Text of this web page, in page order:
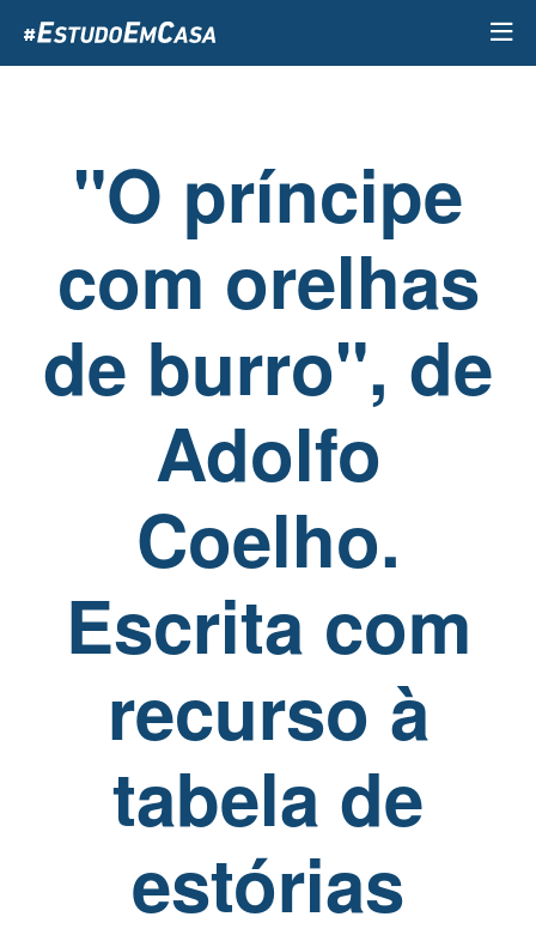
para
o
"O príncipe
com orelhas
de burro", de
Adolfo
Coelho.
Escrita com
recurso à
tabela de
estórias